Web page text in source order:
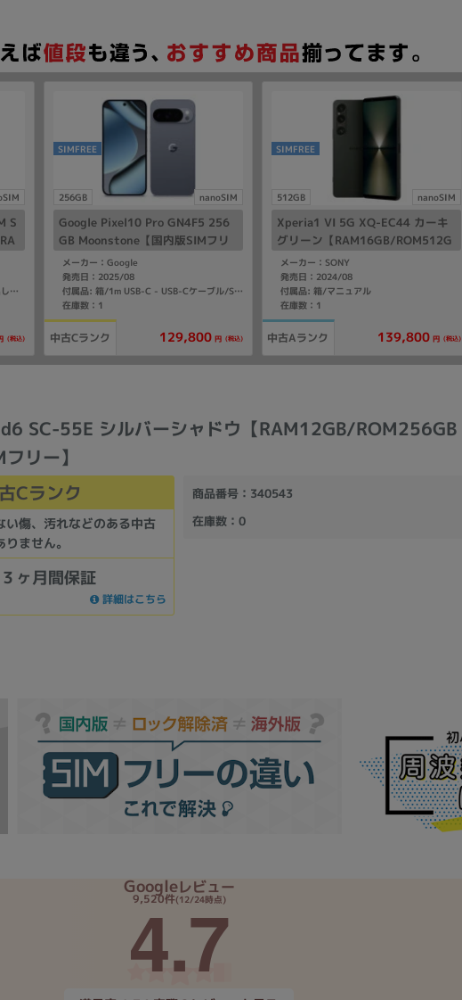
S
付属品: 箱/データケーブル/SIM取り出し用ピン/マニュアル
(税込)
256GB nanoSIM
SIMFREE
Google Pixel10 Pro GN4F5 256
GB Moonstone【国内版SIMフリ
ー】
メーカー：Google
発売日：2025/08
付属品: 箱/1m USB-C - USB-Cケーブル/SIM取り出しツール/マニュアル
在庫数：1
中古Cランク 129,800 円 (税込)
512GB nanoSIM
SIMFREE
Xperia1 VI 5G XQ-EC44 カーキ
グリーン【RAM16GB/ROM512G
B 国内版SIMフリー】
メーカー：SONY
発売日：2024/08
付属品: 箱/マニュアル
在庫数：1
中古Aランク 139,800 円 (税込)
SC-55E シルバーシャドウ【RAM12GB/ROM256GB
リー】
Cランク
い傷、汚れなどのある中古
ません。
ヶ月間保証
詳細はこちら
商品番号：340543
在庫数：0
Googleレビュー
9,520件(12/24時点)
4.7